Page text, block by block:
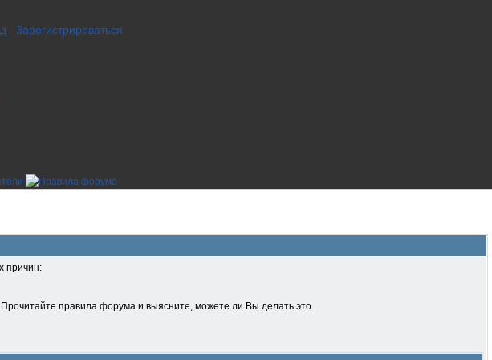
Зарегистрироваться
причин:
правила форума и выясните, можете ли Вы делать это.